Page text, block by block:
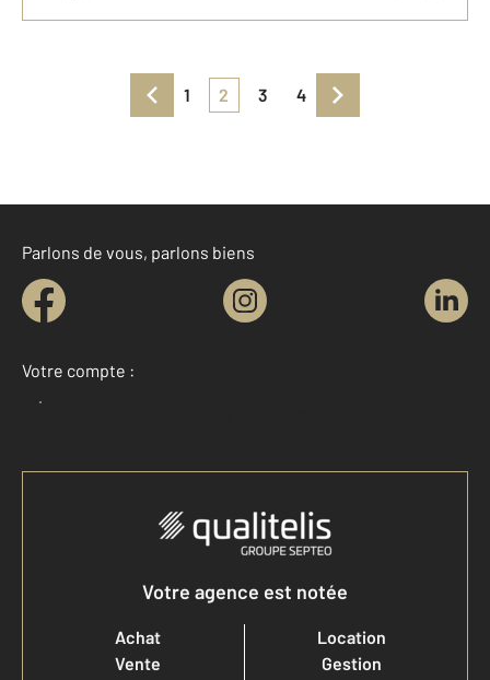
1 2 3 4
Parlons de vous, parlons biens
Votre compte :
Votre agence est notée
Achat
Vente
Location
Gestion